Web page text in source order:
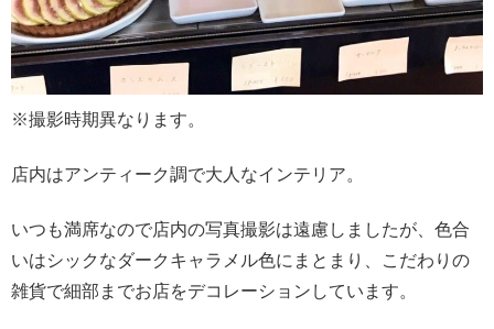
※撮影時期異なります。
店内はアンティーク調で大人なインテリア。
いつも満席なので店内の写真撮影は遠慮しましたが、色合
いはシックなダークキャラメル色にまとまり、こだわりの
雑貨で細部までお店をデコレーションしています。